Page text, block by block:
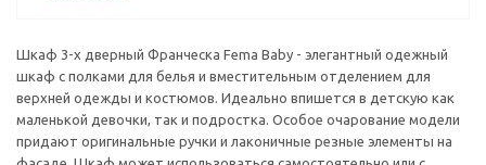
Шкаф 3-х дверный Франческа Fema Baby - элегантный одежный
шкаф с полками для белья и вместительным отделением для
верхней одежды и костюмов. Идеально впишется в детскую как
маленькой девочки, так и подростка. Особое очарование модели
придают оригинальные ручки и лаконичные резные элементы на